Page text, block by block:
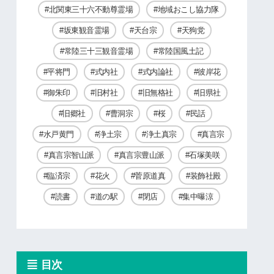
北関東三十六不動尊霊場 地域おこし協力隊
坂東観音霊場 天台宗 天狗党
常陸三十三観音霊場 常陸国風土記
平将門 式内社 式内論社 彼岸花
御朱印 旧村社 旧無格社 旧県社
旧郷社 曹洞宗 桜 民話
水戸黄門 浄土宗 浄土真宗 真言宗
真言宗智山派 真言宗豊山派 石塚美咲
臨済宗 花火 菅原道真 装飾社殿
読書 道の駅 閉店 集中曝涼
目次